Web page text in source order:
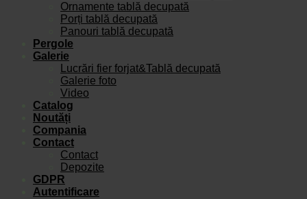
Ornamente tablă decupată
Porți tablă decupată
Panouri tablă decupată
Pergole
Galerie
Lucrări fier forjat&Tablă decupată
Galerie foto
Video
Catalog
Noutăți
Compania
Contact
Contact
Depozite
GDPR
Autentificare